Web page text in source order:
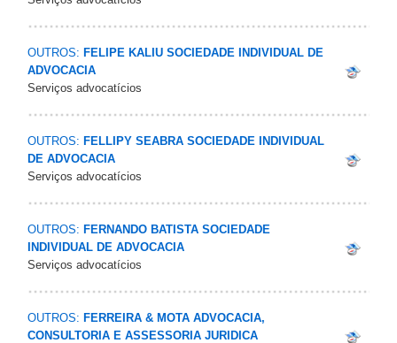
OUTROS: FELIPE KALIU SOCIEDADE INDIVIDUAL DE
ADVOCACIA
Serviços advocatícios
OUTROS: FELLIPY SEABRA SOCIEDADE INDIVIDUAL
DE ADVOCACIA
Serviços advocatícios
OUTROS: FERNANDO BATISTA SOCIEDADE
INDIVIDUAL DE ADVOCACIA
Serviços advocatícios
OUTROS: FERREIRA & MOTA ADVOCACIA,
CONSULTORIA E ASSESSORIA JURIDICA